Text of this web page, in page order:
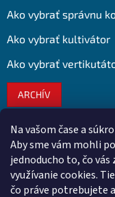
Na vašom čase a
Aby sme vám mohli
jednoducho to, čo
využívanie cookies.
čo práve potrebujete
Ako vybrať správnu
Ako vybrať kultivátor
Ako vybrať
ARCHÍV
Kontakt
obchod@
0911 931 019